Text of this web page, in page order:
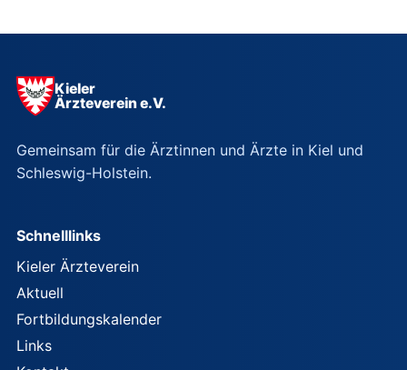
Kieler
Ärzteverein e.V.
Gemeinsam für die Ärztinnen und Ärzte in Kiel und
Schleswig-Holstein.
Schnelllinks
Kieler Ärzteverein
Aktuell
Fortbildungskalender
Links